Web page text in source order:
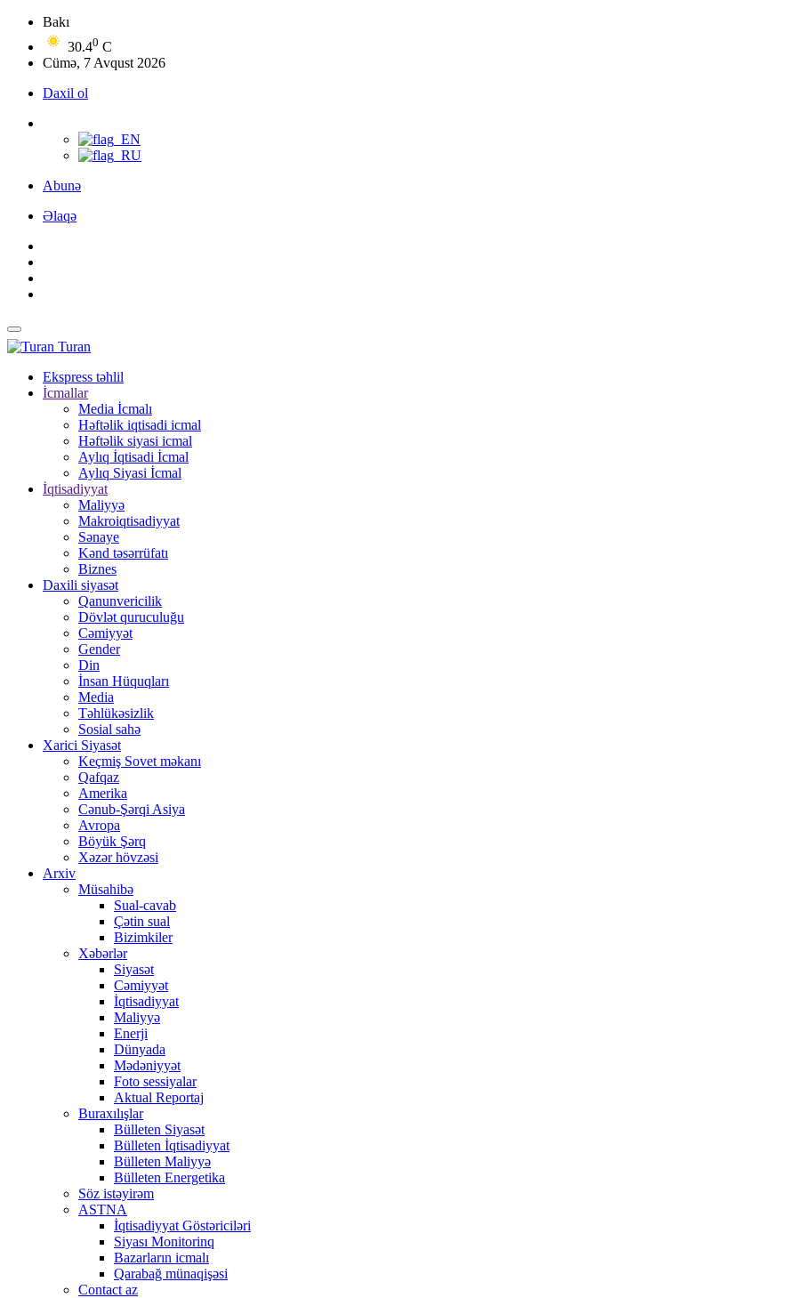
Bakı
30.40 C
Cümə, 7 Avqust 2026
Daxil ol
Abunə
Əlaqə
Turan
Ekspress təhlil
İcmallar
Media İcmalı
Həftəlik iqtisadi icmal
Həftəlik siyasi icmal
Aylıq İqtisadi İcmal
Aylıq Siyasi İcmal
İqtisadiyyat
Maliyyə
Makroiqtisadiyyat
Sənaye
Kənd təsərrüfatı
Biznes
Daxili siyasət
Qanunvericilik
Dövlət quruculuğu
Cəmiyyət
Gender
Din
İnsan Hüquqları
Media
Təhlükəsizlik
Sosial sahə
Xarici Siyasət
Keçmiş Sovet məkanı
Qafqaz
Amerika
Cənub-Şərqi Asiya
Avropa
Böyük Şərq
Xəzər hövzəsi
Arxiv
Müsahibə
Sual-cavab
Çətin sual
Bizimkiler
Xəbərlər
Siyasət
Cəmiyyət
İqtisadiyyat
Maliyyə
Enerji
Dünyada
Mədəniyyət
Foto sessiyalar
Aktual Reportaj
Buraxılışlar
Bülleten Siyasət
Bülleten İqtisadiyyat
Bülleten Maliyyə
Bülleten Energetika
Söz istəyirəm
ASTNA
İqtisadiyyat Göstəriciləri
Siyası Monitorinq
Bazarların icmalı
Qarabağ münaqişəsi
Contact az